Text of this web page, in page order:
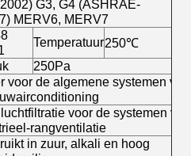
G3, G4 (ASHRAE-
MERV6, MERV7
Temperatuur250℃
250Pa
voor de algemene systemen van
voor de systemen van
rangventilatie
in zuur, alkali en hoog